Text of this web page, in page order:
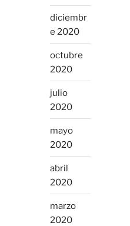
diciembr
e 2020
octubre
2020
julio
2020
mayo
2020
abril
2020
marzo
2020